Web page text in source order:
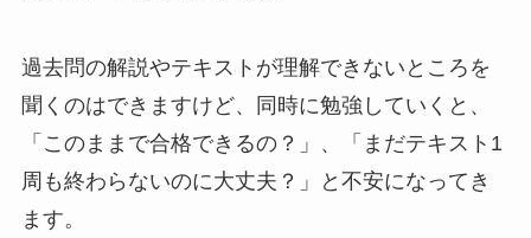
過去問の解説やテキストが理解できないところを
聞くのはできますけど、同時に勉強していくと、
「このままで合格できるの？」、「まだテキスト1
周も終わらないのに大丈夫？」と不安になってき
ます。